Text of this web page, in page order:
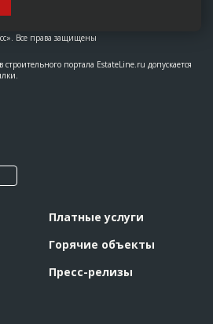
Все права защищены
портала EstateLine.ru допускается
Платные услуги
Горячие объекты
Пресс-релизы